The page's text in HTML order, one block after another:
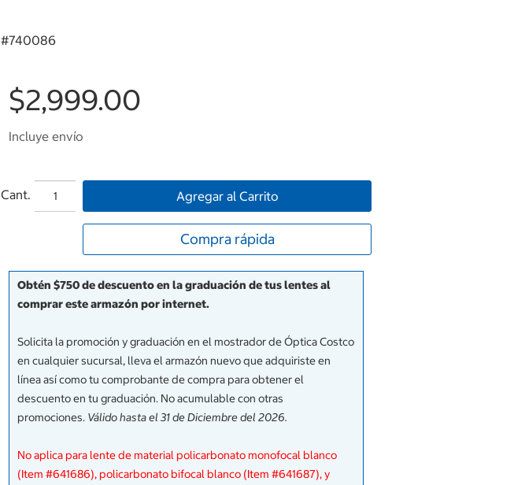
#740086
$2,999.00
Incluye envío
Cant. Agregar al Carrito
Compra rápida
Obtén $750 de descuento en la graduación de tus lentes al
comprar este armazón por internet.
Solicita la promoción y graduación en el mostrador de Óptica Costco
en cualquier sucursal, lleva el armazón nuevo que adquiriste en
línea así como tu comprobante de compra para obtener el
descuento en tu graduación. No acumulable con otras
promociones. Válido hasta el 31 de Diciembre del 2026.
No aplica para lente de material policarbonato monofocal blanco
(Item #641686), policarbonato bifocal blanco (Item #641687), y